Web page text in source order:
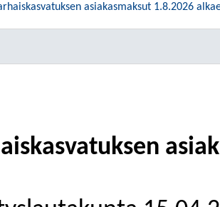
asiakasmaksut 1.8.2026